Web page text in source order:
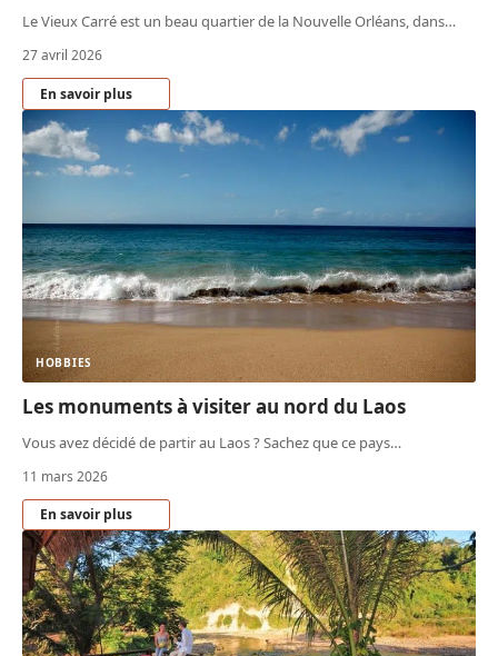
Le Vieux Carré est un beau quartier de la Nouvelle Orléans, dans…
27 avril 2026
En savoir plus
HOBBIES
Les monuments à visiter au nord du Laos
Vous avez décidé de partir au Laos ? Sachez que ce pays…
11 mars 2026
En savoir plus